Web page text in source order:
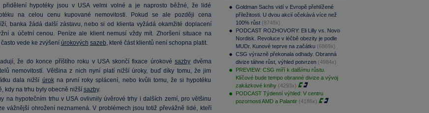
přidělení hypotéky jsou v USA velmi volné a je naprosto běžné, že lidé
na celou cenu kupované nemovitosti. Pokud se ale později cena
banka žádá další zástavu, nebo si od klienta vyžádá okamžité doplacení
a účetní cenou. Peníze ale klient nemusí vždy mít. Zhoršení situace na
vede ke zvýšení úrokových sazeb, které část klientů není schopna platit.
že do konce příštího roku v USA skončí fixace úrokovésazby dvěma
nemovitostí. Většina z nich nyní platí nižší úroky, buď díky tomu, že jim
dala nižší úrokna první roky splácení, nebo kvůli tomu, že si hypotéku
kdy na trhu byly obecně nižší sazby.
na hypotečním trhu v USA ovlivnily úvěrové trhy i dalších zemí, pro většinu
vážnější ohrožení neznamená. V problémech jsou totiž převážně lidé, kteří
Goldman Sachs vidí v Evropě přehlížené
příležitosti. U dvou akcií očekává více než
100% růst (8748x)
PODCAST ROZHOVORY: Eli Lilly vs. Novo
Nordisk. Revoluce v léčbě obezity je podle
MUDr. Kunové teprve na začátku (6869x)
CSG výrazně překonala odhady. Obranná
divize táhne růst, výhled potvrzen (4984x)
PREVIEW: CSG míří k dalšímu růstu.
Klíčové bude tempo obranné divize a vývoj
zakázkové knihy (4293x)
PODCAST Týdenní výhled: V centru
pozornosti AMD a Palantir (4186x)